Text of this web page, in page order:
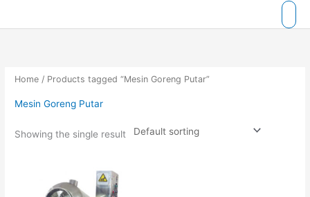
Home / Products tagged “Mesin Goreng Putar”
Mesin Goreng Putar
Showing the single result